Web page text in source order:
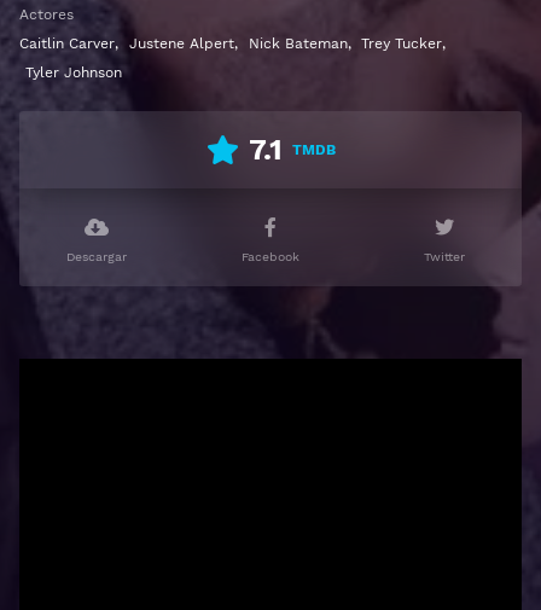
Actores
Caitlin Carver, Justene Alpert, Nick Bateman, Trey Tucker,
Tyler Johnson
7.1 TMDB
Descargar Facebook Twitter